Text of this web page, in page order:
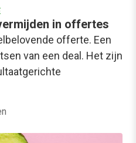
in offertes
offerte. Een
van een deal. Het zijn